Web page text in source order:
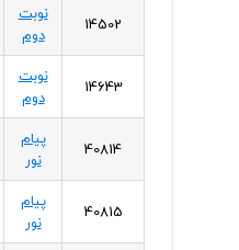
14502
نوبت
دوم
14643
نوبت
دوم
40814
پیام
نور
40815
پیام
نور